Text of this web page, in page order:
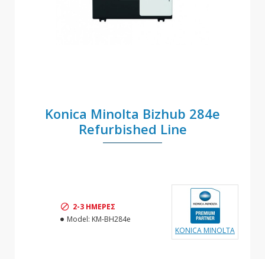
Konica Minolta Bizhub 284e
Refurbished Line
2-3 ΗΜΈΡΕΣ
Model: KM-BH284e
KONICA MINOLTA